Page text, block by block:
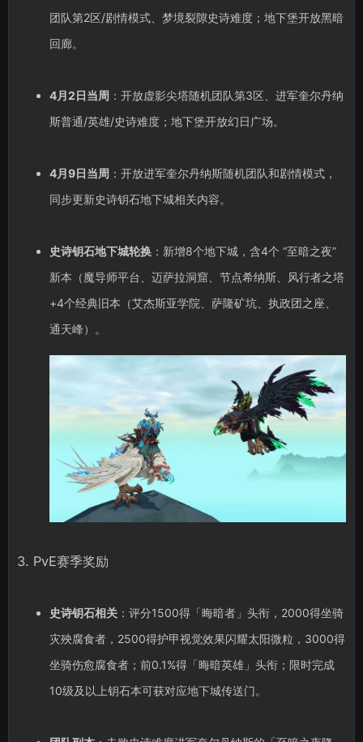
团队第2区/剧情模式、梦境裂隙史诗难度；地下堡开放黑暗
回廊。
4月2日当周 ：开放虚影尖塔随机团队第3区、进军奎尔丹纳
斯普通/英雄/史诗难度；地下堡开放幻日广场。
4月9日当周 ：开放进军奎尔丹纳斯随机团队和剧情模式，
同步更新史诗钥石地下城相关内容。
史诗钥石地下城轮换：新增8个地下城，含4个 “至暗之夜”
新本（魔导师平台、迈萨拉洞窟、节点希纳斯、风行者之塔
+4个经典旧本（艾杰斯亚学院、萨隆矿坑、执政团之座、
通天峰）。
3. PvE赛季奖励
史诗钥石相关：评分1500得「晦暗者」头衔，2000得坐骑
灾殃腐食者，2500得护甲视觉效果闪耀太阳微粒，3000得
坐骑伤愈腐食者；前0.1%得「晦暗英雄」头衔；限时完成
10级及以上钥石本可获对应地下城传送门。